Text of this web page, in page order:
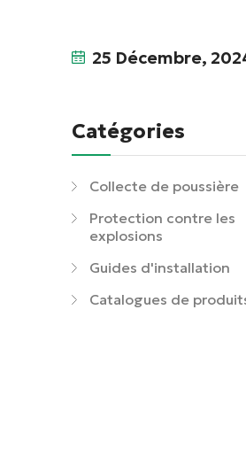
25 Décembre,
Catégories
Collecte de poussière
Protection contre les
explosions
Guides d'installation
Catalogues de